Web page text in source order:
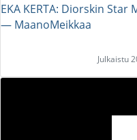
EKA KERTA: Diorskin
― MaanoMeikkaa
Julkaistu